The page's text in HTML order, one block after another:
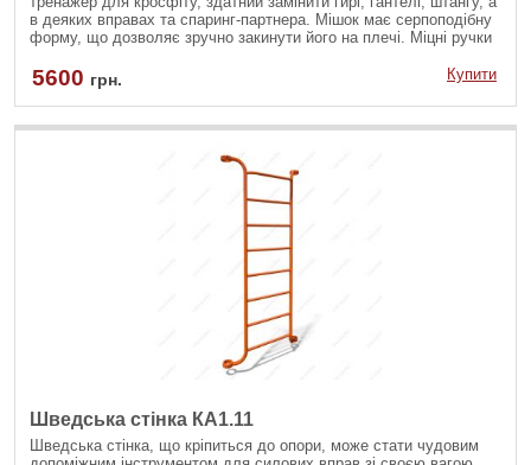
в деяких вправах та спаринг-партнера. Мішок має серпоподібну
форму, що дозволяє зручно закинути його на плечі. Міцні ручки
положень, задіяти різні групи м'язів. Для виготовлення
болгарського мішка використовується полівінілхлорид –
штучний замінник шкіри підвищеної міцності. Матеріал не
пропускає воду, захищаючи наповнювач від вологи та
5600 грн. Купити
Шведська стінка КА1.11
Шведська стінка, що кріпиться до опори, може стати чудовим